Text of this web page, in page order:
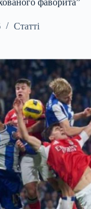
фаворита”
Статті